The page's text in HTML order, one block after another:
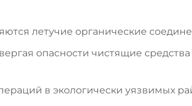
летучие органические
опасности чистящие
в экологически уязвимых